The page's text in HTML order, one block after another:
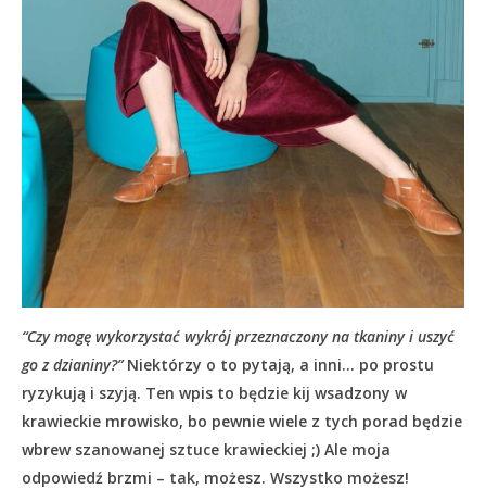
“Czy mogę wykorzystać wykrój przeznaczony na tkaniny i uszyć
go z dzianiny?”Niektórzy o to pytają, a inni… po prostu
ryzykują i szyją. Ten wpis to będzie kij wsadzony w
krawieckie mrowisko, bo pewnie wiele z tych porad będzie
wbrew szanowanej sztuce krawieckiej ;) Ale moja
odpowiedź brzmi – tak, możesz. Wszystko możesz!